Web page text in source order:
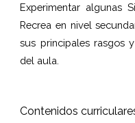
Experimentar algunas
Recrea en nivel
sus principales rasgos
del aula.
Contenidos